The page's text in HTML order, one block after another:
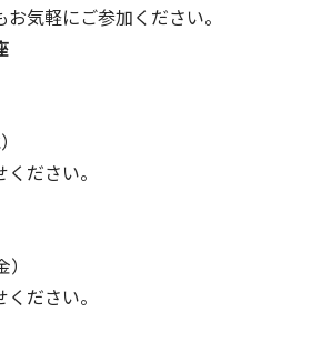
気軽にご参加ください。
ださい。
ださい。